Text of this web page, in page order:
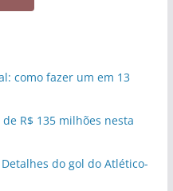
como fazer um em 13
R$ 135 milhões nesta
do gol do Atlético-